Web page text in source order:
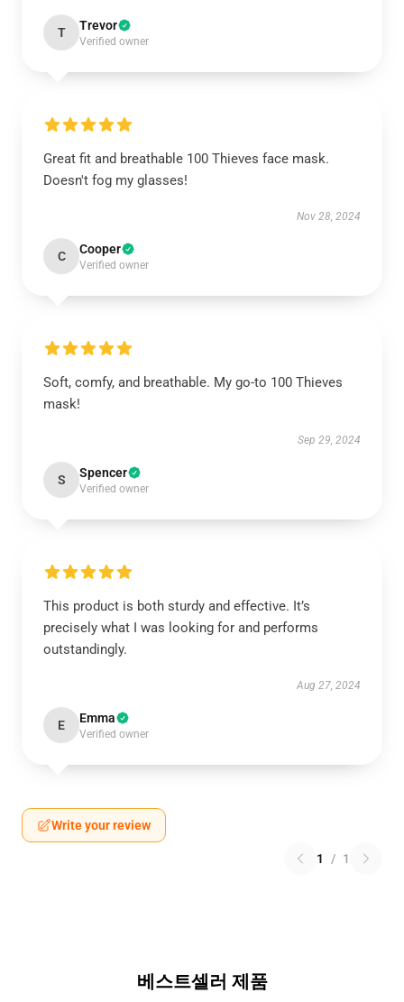
T Trevor
Verified owner
Great fit and breathable 100 Thieves face mask.
Doesn't fog my glasses!
Nov 28, 2024
C Cooper
Verified owner
Soft, comfy, and breathable. My go-to 100 Thieves
mask!
Sep 29, 2024
S Spencer
Verified owner
This product is both sturdy and effective. It’s
precisely what I was looking for and performs
outstandingly.
Aug 27, 2024
E Emma
Verified owner
Write your review
1 / 1
베스트셀러 제품